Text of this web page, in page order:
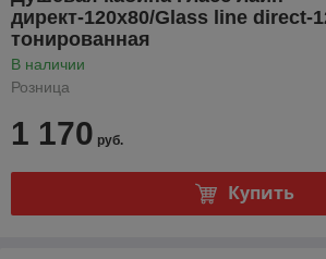
директ-120х80/Glass line direct-
тонированная
В наличии
Розница
1 170 руб.
Купить